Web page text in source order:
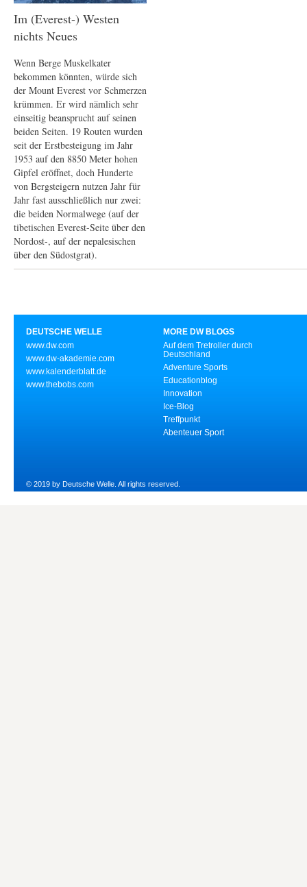
Im (Everest-) Westen
nichts Neues
Wenn Berge Muskelkater
bekommen könnten, würde sich
der Mount Everest vor Schmerzen
krümmen. Er wird nämlich sehr
einseitig beansprucht auf seinen
beiden Seiten. 19 Routen wurden
seit der Erstbesteigung im Jahr
1953 auf den 8850 Meter hohen
Gipfel eröffnet, doch Hunderte
von Bergsteigern nutzen Jahr für
Jahr fast ausschließlich nur zwei:
die beiden Normalwege (auf der
tibetischen Everest-Seite über den
Nordost-, auf der nepalesischen
über den Südostgrat).
DEUTSCHE WELLE
www.dw.com
www.dw-akademie.com
www.kalenderblatt.de
www.thebobs.com
MORE DW BLOGS
Auf dem Tretroller durch
Deutschland
Adventure Sports
Educationblog
Innovation
Ice-Blog
Treffpunkt
Abenteuer Sport
© 2019 by Deutsche Welle. All rights reserved.